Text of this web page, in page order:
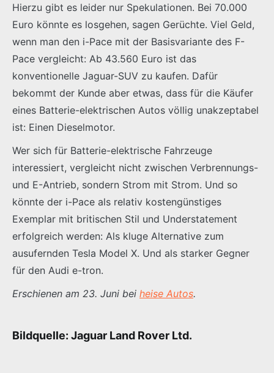
Hierzu gibt es leider nur Spekulationen. Bei 70.000
Euro könnte es losgehen, sagen Gerüchte. Viel Geld,
wenn man den i-Pace mit der Basisvariante des F-
Pace vergleicht: Ab 43.560 Euro ist das
konventionelle Jaguar-SUV zu kaufen. Dafür
bekommt der Kunde aber etwas, dass für die Käufer
eines Batterie-elektrischen Autos völlig unakzeptabel
ist: Einen Dieselmotor.
Wer sich für Batterie-elektrische Fahrzeuge
interessiert, vergleicht nicht zwischen Verbrennungs-
und E-Antrieb, sondern Strom mit Strom. Und so
könnte der i-Pace als relativ kostengünstiges
Exemplar mit britischen Stil und Understatement
erfolgreich werden: Als kluge Alternative zum
ausufernden Tesla Model X. Und als starker Gegner
für den Audi e-tron.
Erschienen am 23. Juni bei heise Autos.
Bildquelle: Jaguar Land Rover Ltd.